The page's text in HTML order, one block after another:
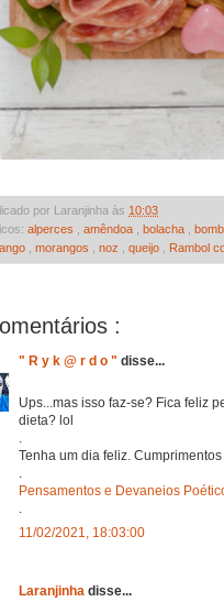
por Laranjinha às 10:03
alperces amêndoa bolacha
morangos noz queijo Rambol
:
" R y k @ r d o " disse...
Ups...mas isso faz-se? Fica feliz
dieta? lol
Tenha um dia feliz. Cumprimentos
Pensamentos e Devaneios
11/02/2021, 18:03:00
Laranjinha disse...